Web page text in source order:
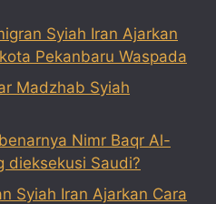
Syiah Iran Ajarkan
Pekanbaru Waspada
Madzhab Syiah
Nimr Baqr Al-
dieksekusi Saudi?
Syiah Iran Ajarkan Cara